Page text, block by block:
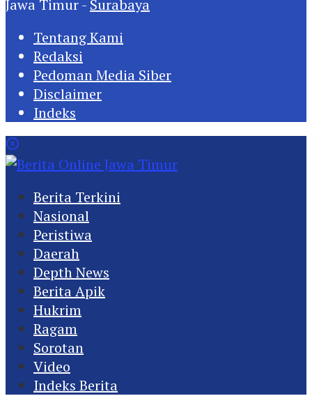
Jawa Timur - Surabaya
Tentang Kami
Redaksi
Pedoman Media Siber
Disclaimer
Indeks
Berita Terkini
Nasional
Peristiwa
Daerah
Depth News
Berita Apik
Hukrim
Ragam
Sorotan
Video
Indeks Berita